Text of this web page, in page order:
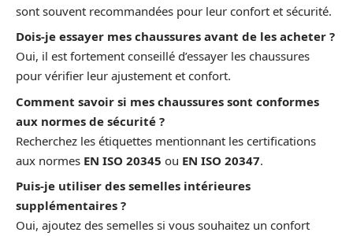
sont souvent recommandées pour leur confort et sécurité.
Dois-je essayer mes chaussures avant de les acheter ?
Oui, il est fortement conseillé d’essayer les chaussures
pour vérifier leur ajustement et confort.
Comment savoir si mes chaussures sont conformes
aux normes de sécurité ?
Recherchez les étiquettes mentionnant les certifications
aux normes EN ISO 20345 ou EN ISO 20347.
Puis-je utiliser des semelles intérieures
supplémentaires ?
Oui, ajoutez des semelles si vous souhaitez un confort